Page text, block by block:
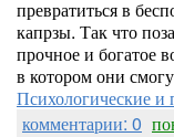
превратиться в
капрзы. Так что
прочное и богатое
в котором они
Психологические
комментарии: 0